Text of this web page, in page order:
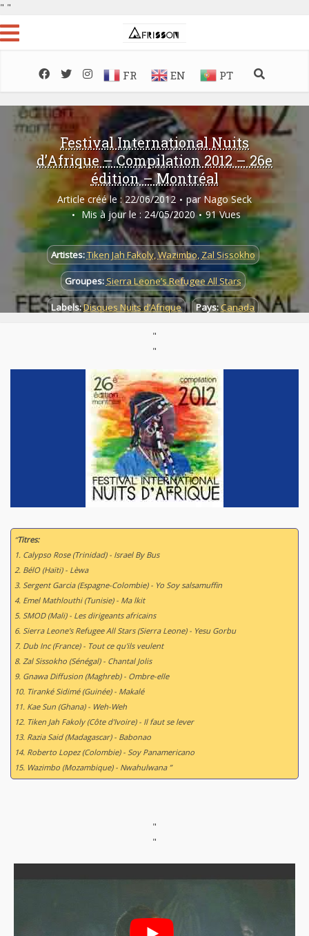
" "
FR EN PT
Festival International Nuits
d’Afrique – Compilation 2012 – 26e
édition – Montréal
Article créé le : 22/06/2012 par Nago Seck
Mis à jour le : 24/05/2020
91 Vues
Artistes:Tiken Jah Fakoly,Wazimbo, Zal Sissokho
Groupes: Sierra Leone’s Refugee All Stars
Labels:Disques Nuits d’Afrique Pays:Canada
World / Musique du monde
"
"
“Titres:
1. Calypso Rose (Trinidad) - Israel By Bus
2. BélO (Haïti) - Lèwa
3. Sergent Garcia (Espagne-Colombie) - Yo Soy salsamuffin
4. Emel Mathlouthi (Tunisie) - Ma lkit
5. SMOD (Mali) - Les dirigeants africains
6. Sierra Leone's Refugee All Stars (Sierra Leone) - Yesu Gorbu
7. Dub Inc (France) - Tout ce qu'ils veulent
8. Zal Sissokho (Sénégal) - Chantal Jolis
9. Gnawa Diffusion (Maghreb) - Ombre-elle
10. Tiranké Sidimé (Guinée) - Makalé
11. Kae Sun (Ghana) - Weh-Weh
12. Tiken Jah Fakoly (Côte d'Ivoire) - Il faut se lever
13. Razia Said (Madagascar) - Babonao
14. Roberto Lopez (Colombie) - Soy Panamericano
15. Wazimbo (Mozambique) - Nwahulwana ”
"
"